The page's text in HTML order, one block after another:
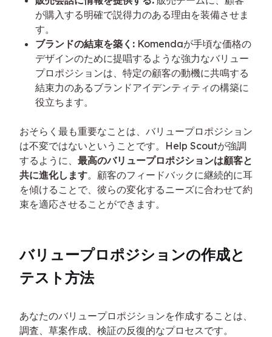
が購入する明確で説得力のある理由を装備させま
す。
ブランドの結束を築く: Komendaが手頃な価格の
デザインのために提唱するような強力なバリュー
プロポジションは、特定の顧客の動機に共鳴する
結束力のあるブランドアイデンティティの構築に
役立ちます。
おそらく最も重要なことは、バリュープロポジション
は不変ではないということです。Help Scoutが強調
するように、 最高のバリュープロポジションは顧客と
共に進化します。顧客のフィードバックに継続的に耳
を傾けることで、彼らの変化するニーズに合わせて約
束を適応させることができます。
バリュープロポジションの作成と
テスト方法
あなたのバリュープロポジションを作成することは、
調査、草案作成、検証の反復的なプロセスです。